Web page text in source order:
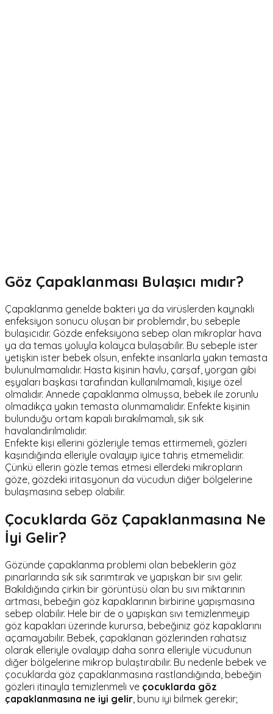
Göz Çapaklanması Bulaşıcı mıdır?
Çapaklanma genelde bakteri ya da virüslerden kaynaklı
enfeksiyon sonucu oluşan bir problemdir, bu sebeple
bulaşıcıdır. Gözde enfeksiyona sebep olan mikroplar hava
ya da temas yoluyla kolayca bulaşabilir. Bu sebeple ister
yetişkin ister bebek olsun, enfekte insanlarla yakın temasta
bulunulmamalıdır. Hasta kişinin havlu, çarşaf, yorgan gibi
eşyaları başkası tarafından kullanılmamalı, kişiye özel
olmalıdır. Annede çapaklanma olmuşsa, bebek ile zorunlu
olmadıkça yakın temasta olunmamalıdır. Enfekte kişinin
bulunduğu ortam kapalı bırakılmamalı, sık sık
havalandırılmalıdır.
Enfekte kişi ellerini gözleriyle temas ettirmemeli, gözleri
kaşındığında elleriyle ovalayıp iyice tahriş etmemelidir.
Çünkü ellerin gözle temas etmesi ellerdeki mikropların
göze, gözdeki iritasyonun da vücudun diğer bölgelerine
bulaşmasına sebep olabilir.
Çocuklarda Göz Çapaklanmasına Ne
İyi Gelir?
Gözünde çapaklanma problemi olan bebeklerin göz
pınarlarında sık sık sarımtırak ve yapışkan bir sıvı gelir.
Bakıldığında çirkin bir görüntüsü olan bu sıvı miktarının
artması, bebeğin göz kapaklarının birbirine yapışmasına
sebep olabilir. Hele bir de o yapışkan sıvı temizlenmeyip
göz kapakları üzerinde kurursa, bebeğiniz göz kapaklarını
açamayabilir. Bebek, çapaklanan gözlerinden rahatsız
olarak elleriyle ovalayıp daha sonra elleriyle vücudunun
diğer bölgelerine mikrop bulaştırabilir. Bu nedenle bebek ve
çocuklarda göz çapaklanmasına rastlandığında, bebeğin
gözleri itinayla temizlenmeli ve çocuklarda göz
çapaklanmasına ne iyi gelir, bunu iyi bilmek gerekir;